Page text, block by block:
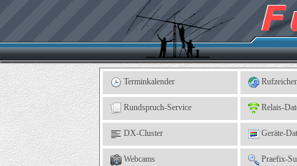
e.
V.,
Leinefelde
Terminkalender
Rundspruch-Service Relais-
DX-Cluster Geräte-
Webcams Praefix-